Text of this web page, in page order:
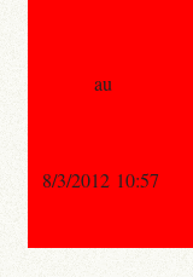
au
8/3/2012 10:57